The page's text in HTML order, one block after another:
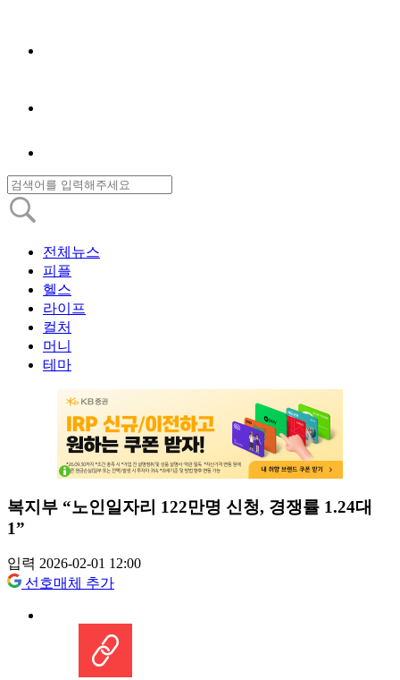
전체뉴스
피플
헬스
라이프
컬처
머니
테마
복지부 “노인일자리 122만명 신청, 경쟁률 1.24대
1”
입력 2026-02-01 12:00
선호매체 추가